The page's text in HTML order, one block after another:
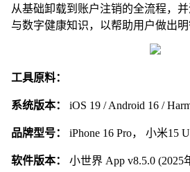
从基础卸载到账户注销的全流程，
与数字健康知识，以帮助用户做出明
工具原料：
系统版本： iOS 19 / Android 16 /
品牌型号： iPhone 16 Pro， 小米15
软件版本： 小世界 App v8.5.0